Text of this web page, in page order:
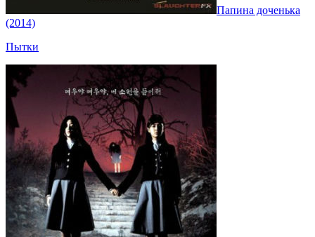
Папина доченька
(2014)
Пытки